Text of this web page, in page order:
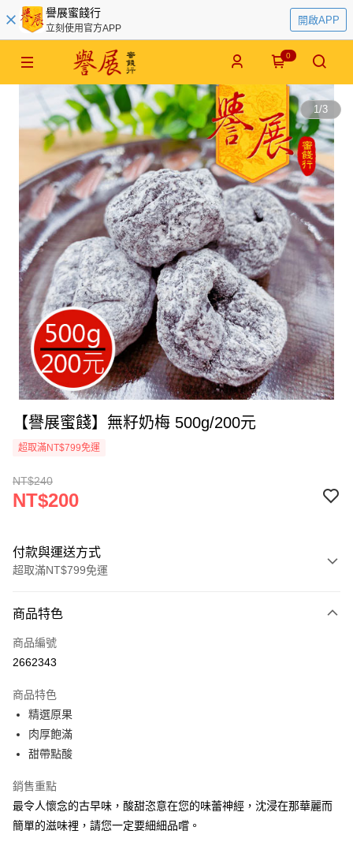
譽展蜜餞行
立刻使用官方APP
開啟APP
0
1/3
【譽展蜜餞】無籽奶梅 500g/200元
超取滿NT$799免運
NT$240
NT$200
付款與運送方式
超取滿NT$799免運
信用卡一次付款
超商取貨付款
Apple Pay
街口支付
Google Pay
全盈+PAY
商品特色
商品編號
2662343
商品特色
精選原果
肉厚飽滿
甜帶點酸
銷售重點
最令人懷念的古早味，酸甜恣意在您的味蕾神經，沈浸在那華麗而
簡單的滋味裡，請您一定要細細品嚐。